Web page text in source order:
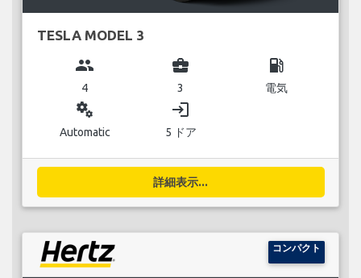
TESLA MODEL 3
group
4
business_center
3
local_gas_station
電気
miscellaneous_services
Automatic
login
5 ドア
詳細表示...
コンパクト